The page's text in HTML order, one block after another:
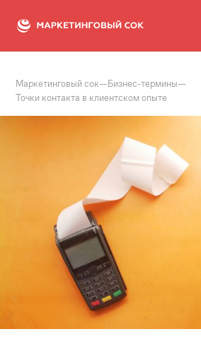
Статьи
Новости
Сервисы
Словарь
Консалтинг
Маркетинговый сок—Бизнес-термины—
Точки контакта в клиентском опыте